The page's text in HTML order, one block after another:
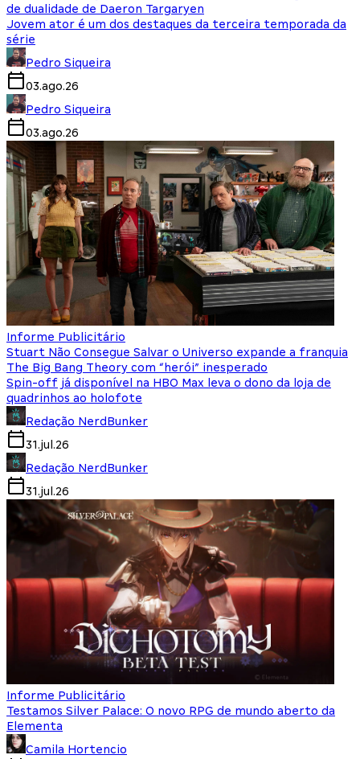
de dualidade de Daeron Targaryen
Jovem ator é um dos destaques da terceira temporada da
série
Pedro Siqueira
03.ago.26
Pedro Siqueira
03.ago.26
Informe Publicitário
Stuart Não Consegue Salvar o Universo expande a franquia
The Big Bang Theory com “herói” inesperado
Spin-off já disponível na HBO Max leva o dono da loja de
quadrinhos ao holofote
Redação NerdBunker
31.jul.26
Redação NerdBunker
31.jul.26
Informe Publicitário
Testamos Silver Palace: O novo RPG de mundo aberto da
Elementa
Camila Hortencio